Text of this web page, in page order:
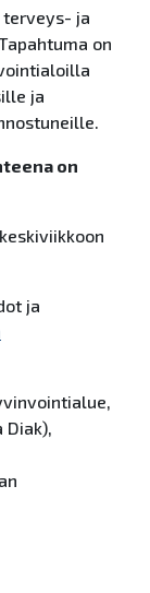
terveys- ja
on
ja
on
ja
Diak),